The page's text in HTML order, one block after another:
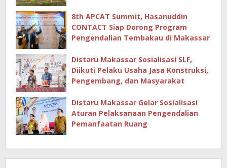
8th APCAT Summit, Hasanuddin
CONTACT Siap Dorong Program
Pengendalian Tembakau di Makassar
Distaru Makassar Sosialisasi SLF,
Diikuti Pelaku Usaha Jasa Konstruksi,
Pengembang, dan Masyarakat
Distaru Makassar Gelar Sosialisasi
Aturan Pelaksanaan Pengendalian
Pemanfaatan Ruang